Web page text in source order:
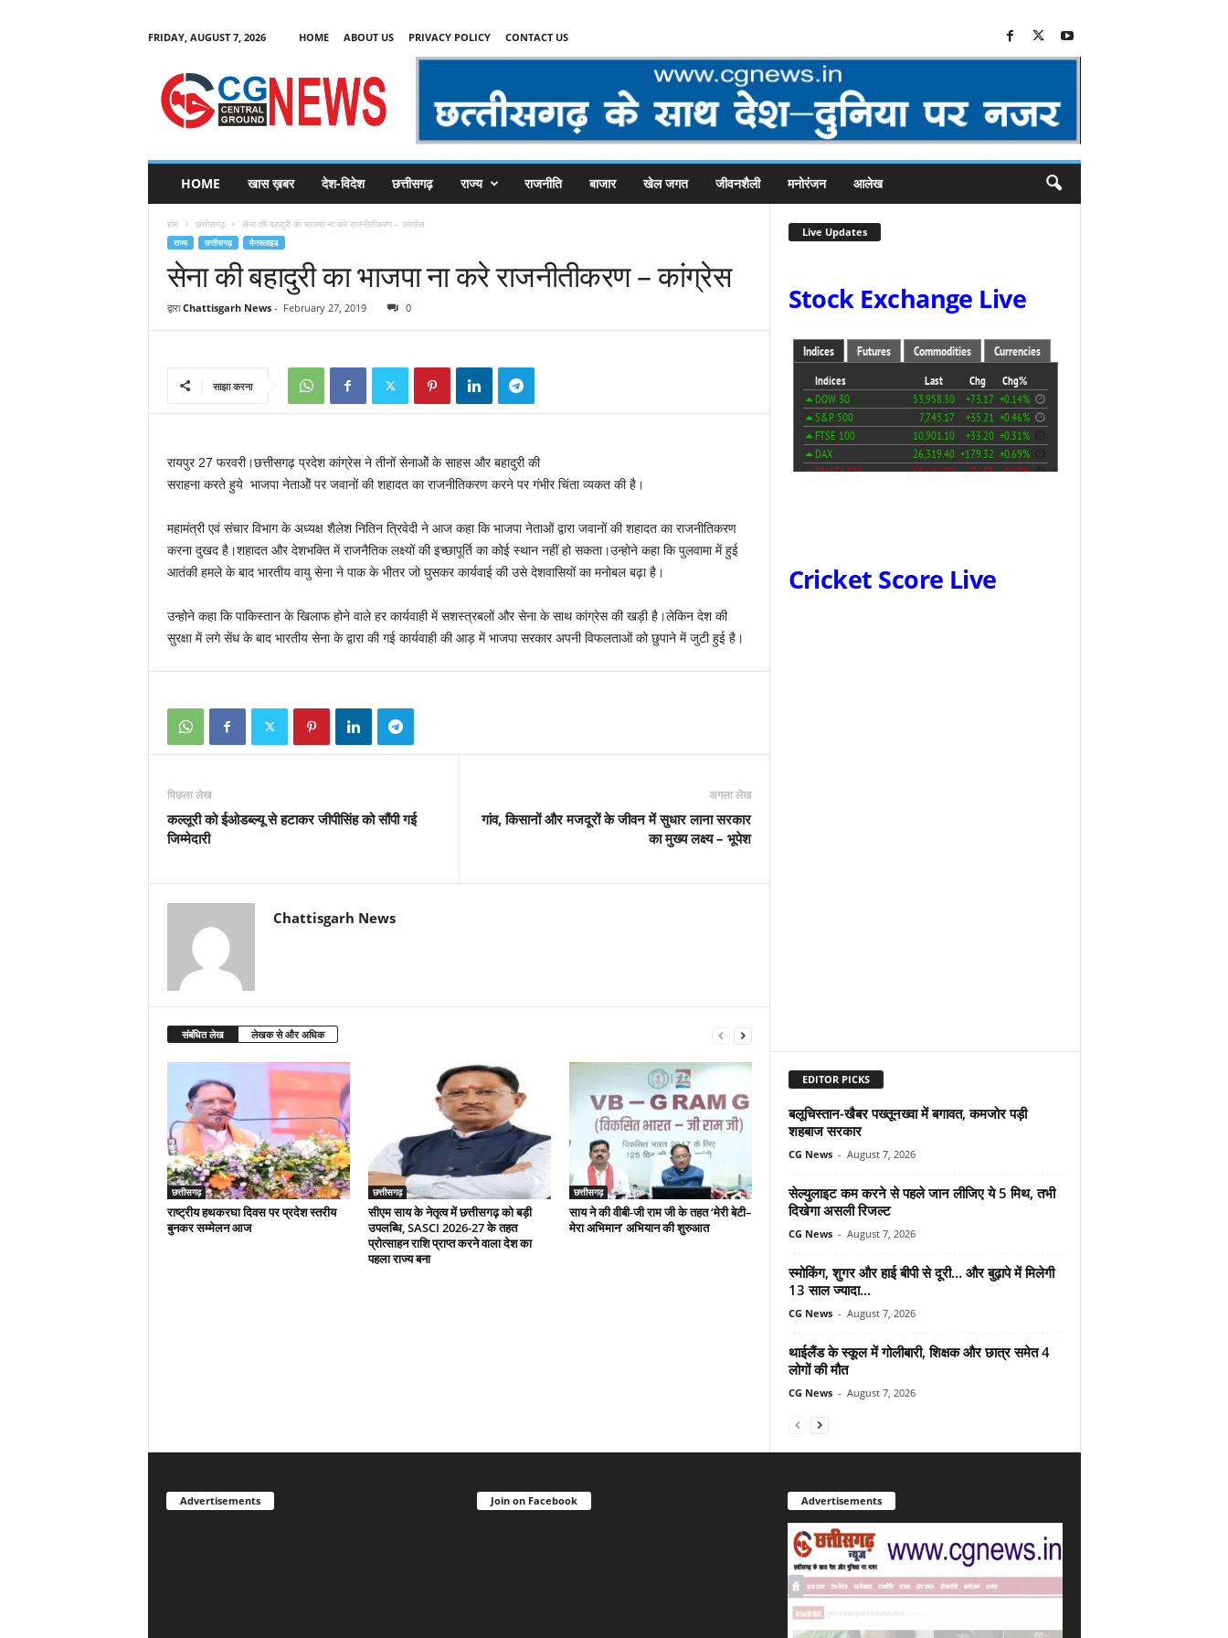
FRIDAY, AUGUST 7, 2026 HOME ABOUT US PRIVACY POLICY CONTACT US
C
HOME खास ख़बर देश-विदेश छत्तीसगढ़ राज्य राजनीति बाजार खेल जगत जीवनशैली मनोरंजन आलेख
होम छत्तीसगढ़ सेना की बहादुरी का भाजपा ना करे राजनीतीकरण – कांग्रेस
राज्य छत्तीसगढ़ मेनस्लाइड
सेना की बहादुरी का भाजपा ना करे राजनीतीकरण – कांग्रेस
द्वारा Chattisgarh News- February 27, 2019 0
साझा करना
रायपुर 27 फरवरी।छत्तीसगढ़ प्रदेश कांग्रेस ने तीनों सेनाओें के साहस और बहादुरी की
सराहना करते हुये भाजपा नेताओें पर जवानों की शहादत का राजनीतिकरण करने पर गंभीर चिंता व्यकत की है।
महामंत्री एवं संचार विभाग के अध्यक्ष शैलेश नितिन त्रिवेदी ने आज कहा कि भाजपा नेताओं द्वारा जवानों की शहादत का राजनीतिकरण
करना दुखद है।शहादत और देशभक्ति में राजनैतिक लक्ष्यों की इच्छापूर्ति का कोई स्थान नहीं हो सकता।उन्होने कहा कि पुलवामा में हुई
आतंकी हमले के बाद भारतीय वायु सेना ने पाक के भीतर जो घुसकर कार्यवाई की उसे देशवासियों का मनोबल बढ़ा है।
उन्होने कहा कि पाकिस्तान के खिलाफ होने वाले हर कार्यवाही में सशस्त्रबलों और सेना के साथ कांग्रेस की खड़ी है।लेकिन देश की
सुरक्षा में लगे सेंध के बाद भारतीय सेना के द्वारा की गई कार्यवाही की आड़ में भाजपा सरकार अपनी विफलताओं को छुपाने में जुटी हुई है।
पिछला लेख
कल्लूरी को ईओडब्ल्यू से हटाकर जीपीसिंह को सौंपी गई
जिम्मेदारी
अगला लेख
गांव, किसानों और मजदूरों के जीवन में सुधार लाना सरकार
का मुख्य लक्ष्य – भूपेश
Chattisgarh News
संबंधित लेख लेखक से और अधिक
छत्तीसगढ़
राष्ट्रीय हथकरघा दिवस पर प्रदेश स्तरीय
बुनकर सम्मेलन आज
छत्तीसगढ़
सीएम साय के नेतृत्व में छत्तीसगढ़ को बड़ी
उपलब्धि, SASCI 2026-27 के तहत
प्रोत्साहन राशि प्राप्त करने वाला देश का
पहला राज्य बना
छत्तीसगढ़
साय ने की वीबी-जी राम जी के तहत ‘मेरी बेटी–
मेरा अभिमान’ अभियान की शुरुआत
Live Updates
Stock Exchange Live
Cricket Score Live
EDITOR PICKS
बलूचिस्तान-खैबर पख्तूनख्वा में बगावत, कमजोर पड़ी
शहबाज सरकार
CG News - August 7, 2026
सेल्युलाइट कम करने से पहले जान लीजिए ये 5 मिथ, तभी
दिखेगा असली रिजल्ट
CG News - August 7, 2026
स्मोकिंग, शुगर और हाई बीपी से दूरी… और बुढ़ापे में मिलेगी
13 साल ज्यादा...
CG News - August 7, 2026
थाईलैंड के स्कूल में गोलीबारी, शिक्षक और छात्र समेत 4
लोगों की मौत
CG News - August 7, 2026
Advertisements Join on Facebook Advertisements